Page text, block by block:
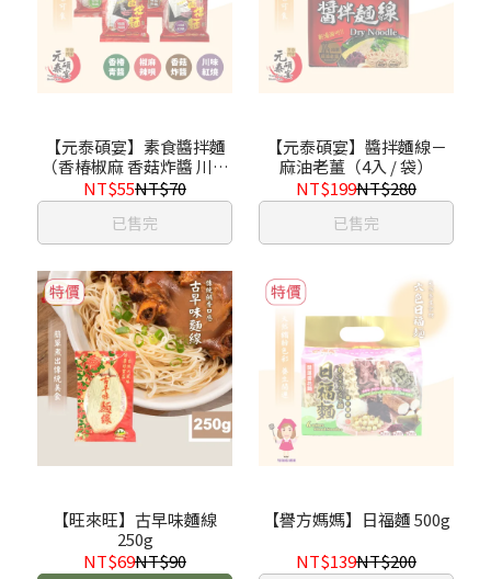
【元泰碩宴】素食醬拌麵
（香椿椒麻 香菇炸醬 川味
紅燒 椒麻辣唄）
NT$55NT$70
已售完
【元泰碩宴】醬拌麵線－
麻油老薑（4入 / 袋）
NT$199NT$280
已售完
【旺來旺】古早味麵線
250g
NT$69NT$90
【譽方媽媽】日福麵 500g
NT$139NT$200